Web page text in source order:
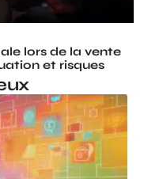
lors de la vente
et risques